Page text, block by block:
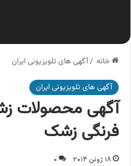
خانه /آگهی های تلویزیونی ایران
آگهی های تلویزیونی ایران
آگهی محصولات
فرنگی زشک
۱۸ ژوئن ۲۰۱۴ ۰